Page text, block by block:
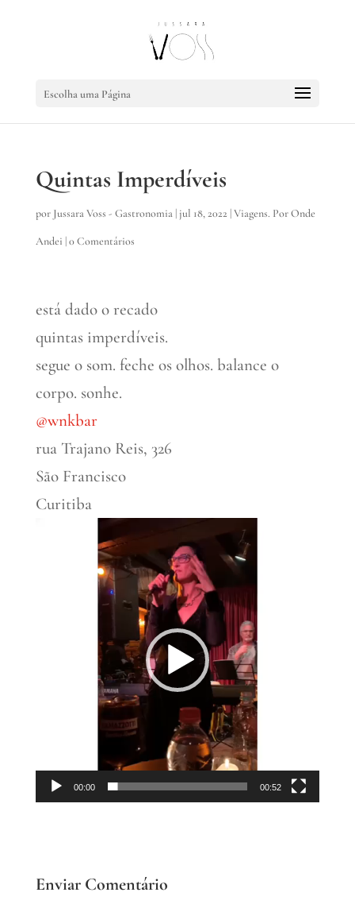
Escolha uma Página
Quintas Imperdíveis
por Jussara Voss - Gastronomia|jul 18, 2022 |Viagens. Por Onde
Andei |0 Comentários
está dado o recado
quintas imperdíveis.
segue o som. feche os olhos. balance o
corpo. sonhe.
@wnkbar
rua Trajano Reis, 326
São Francisco
Curitiba
00:00 00:52
Enviar Comentário